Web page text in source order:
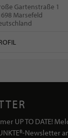
Gartenstraße 1
Marsefeld
UP TO DATE!
Newsletter